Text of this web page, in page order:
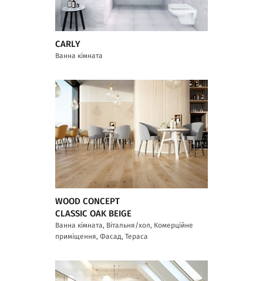
CARLY
Ванна кімната
WOOD CONCEPT
CLASSIC OAK BEIGE
Ванна кімната, Вітальня/хол, Комерційне
приміщення, Фасад, Тераса